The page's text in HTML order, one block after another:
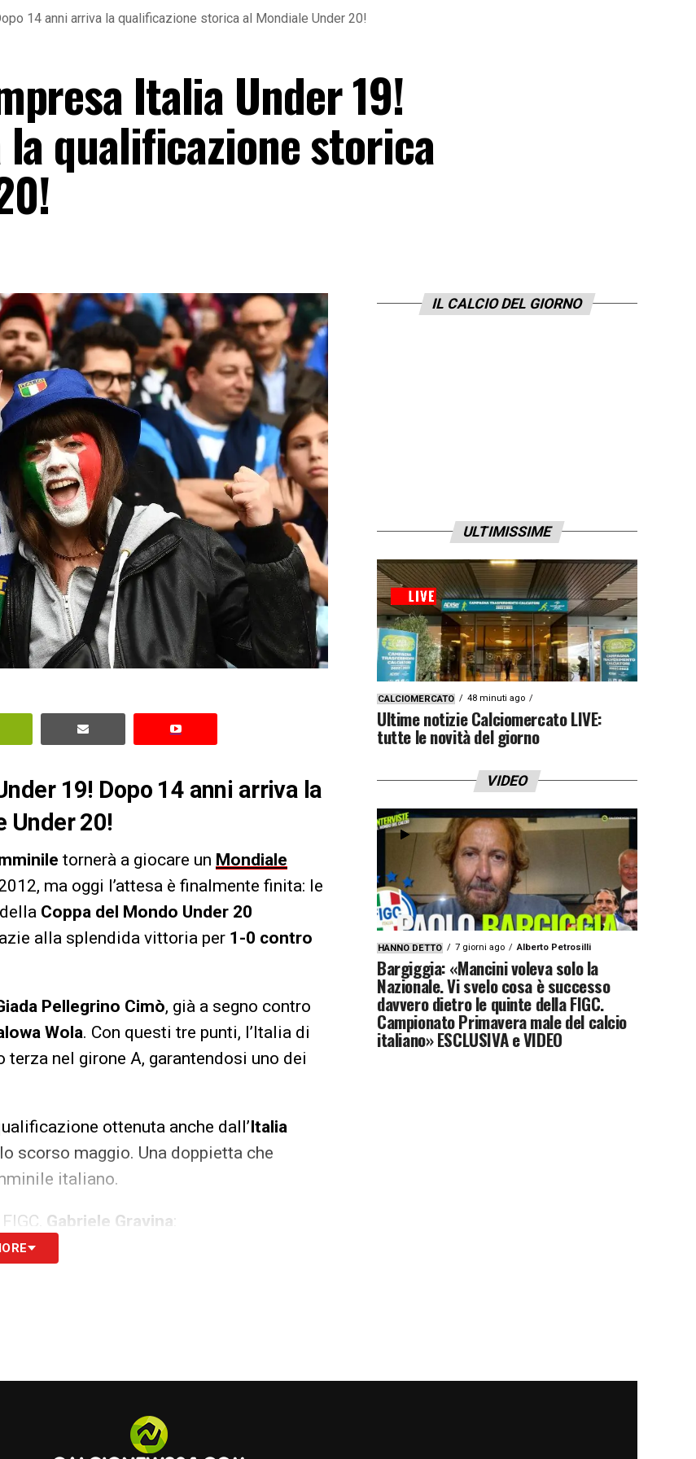
14 anni arriva la qualificazione storica al Mondiale Under 20!
Italia Under 19!
la qualificazione storica
19! Dopo 14 anni arriva la
Under 20!
tornerà a giocare un Mondiale
ma oggi l’attesa è finalmente finita: le
Coppa del Mondo Under 20
alla splendida vittoria per 1-0 contro
Pellegrino Cimò, già a segno contro
Wola. Con questi tre punti, l’Italia di
nel girone A, garantendosi uno dei
ottenuta anche dall’Italia
scorso maggio. Una doppietta che
italiano.
Gabriele Gravina:
stanno riscrivendo la storia
la Francia, già qualificata. Alle
IL CALCIO DEL GIORNO
ULTIMISSIME
CALCIOMERCATO 48 minuti ago
Ultime notizie Calciomercato LIVE:
tutte le novità del giorno
VIDEO
HANNO DETTO 7 giorni ago Alberto Petrosilli
Bargiggia: «Mancini voleva solo la
Nazionale. Vi svelo cosa è successo
davvero dietro le quinte della FIGC.
Campionato Primavera male del calcio
italiano» ESCLUSIVA e VIDEO